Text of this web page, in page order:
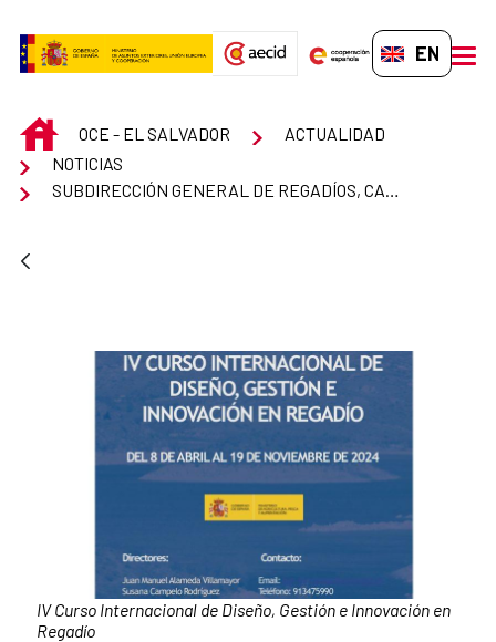
EN-GB
INICIOOCE - EL SALVADOR
ACTUALIDAD
NOTICIAS
Caption:
IV Curso Internacional de Diseño, Gestión e Innovación en
Regadío